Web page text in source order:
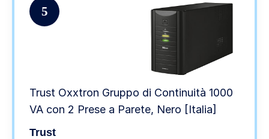
5
Trust Oxxtron Gruppo di Continuità 1000
VA con 2 Prese a Parete, Nero [Italia]
Trust